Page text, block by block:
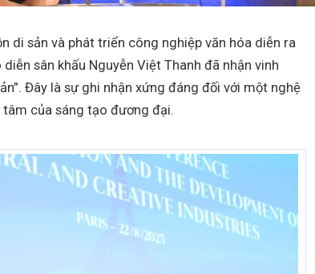
di sản và phát triển công nghiệp văn hóa diễn ra
sân khấu Nguyễn Việt Thanh đã nhận vinh
Đây là sự ghi nhận xứng đáng đối với một nghệ
của sáng tạo đương đại.